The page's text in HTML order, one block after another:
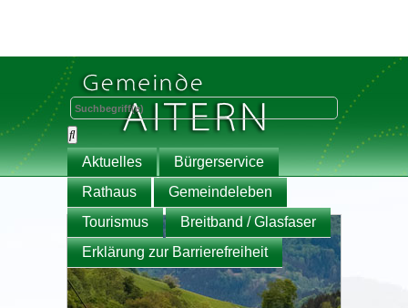
Aktuelles
Bürgerservice
Rathaus
Gemeindeleben
Tourismus
Breitband / Glasfaser
Erklärung zur Barrierefreiheit